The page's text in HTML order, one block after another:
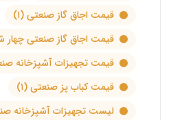
قیمت اجاق گاز صنعتی(۱)
قیمت اجاق گاز صنعتی چهار
قیمت تجهیزات آشپزخانه
قیمت کباب پز صنعتی(۱)
لیست تجهیزات آشپزخانه